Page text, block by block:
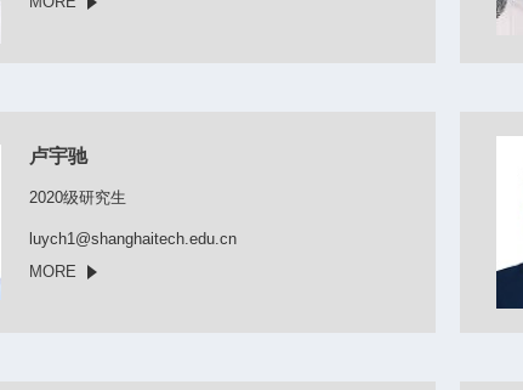
卢宇驰
2020级研究生
luych1@shanghaitech.edu.cn
MORE